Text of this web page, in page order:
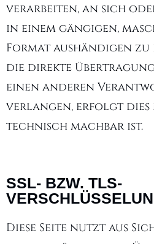
verarbeiten, an sich
in einem gängigen,
Format aushändigen zu
die direkte
einen anderen
verlangen, erfolgt dies
technisch machbar ist.
SSL- BZW. TLS-
Diese Seite nutzt aus